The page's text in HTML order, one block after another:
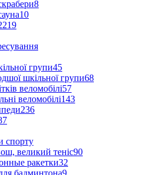
8
10
групи45
шкільної групи68
веломобілі57
веломобілі143
236
спорту
великий теніс90
ракетки32
бадминтона9